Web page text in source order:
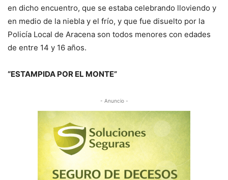
en dicho encuentro, que se estaba celebrando lloviendo y
en medio de la niebla y el frío, y que fue disuelto por la
Policía Local de Aracena son todos menores con edades
de entre 14 y 16 años.
“ESTAMPIDA POR EL MONTE”
- Anuncio -